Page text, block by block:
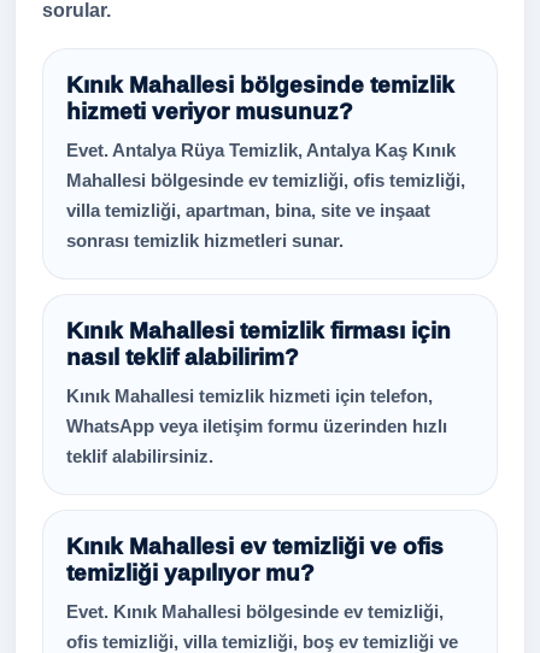
sorular.
Kınık Mahallesi bölgesinde temizlik
hizmeti veriyor musunuz?
Evet. Antalya Rüya Temizlik, Antalya Kaş Kınık
Mahallesi bölgesinde ev temizliği, ofis temizliği,
villa temizliği, apartman, bina, site ve inşaat
sonrası temizlik hizmetleri sunar.
Kınık Mahallesi temizlik firması için
nasıl teklif alabilirim?
Kınık Mahallesi temizlik hizmeti için telefon,
WhatsApp veya iletişim formu üzerinden hızlı
teklif alabilirsiniz.
Kınık Mahallesi ev temizliği ve ofis
temizliği yapılıyor mu?
Evet. Kınık Mahallesi bölgesinde ev temizliği,
ofis temizliği, villa temizliği, boş ev temizliği ve